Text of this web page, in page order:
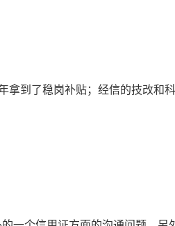
到了稳岗补贴；经信的技改和